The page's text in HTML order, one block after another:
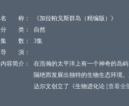
名 称：
《加拉帕戈斯群岛（精编版）》
分 类：
自然
集 数：
3集
导 演：
内容简介：
在浩瀚的太平洋上有一个神奇的岛
隔绝而发展出独特的生物生态环境
达尔文创立了《生物进化论 [查看全